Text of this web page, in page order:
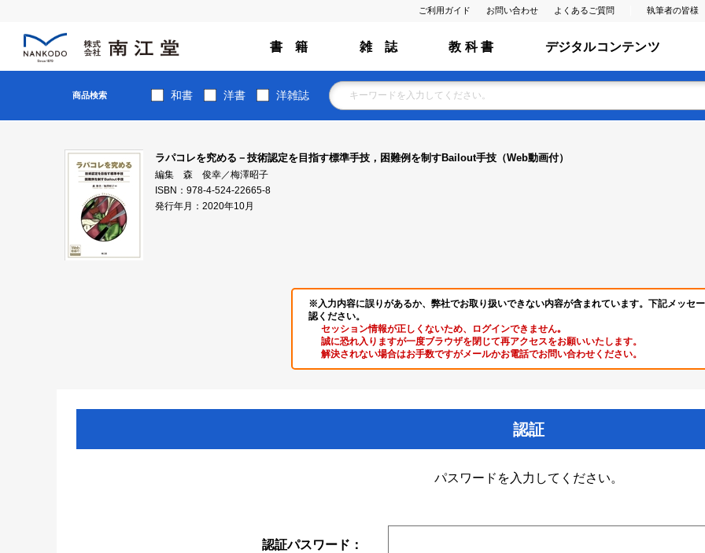
ご利用ガイド お問い合わせ よくあるご質問 執筆者の皆様
書 籍 雑 誌 教 科 書 デジタルコンテンツ
商品検索 和書 洋書 洋雑誌
ラパコレを究める－技術認定を目指す標準手技，困難例を制すBailout手技（Web動画付）
編集 森 俊幸／梅澤昭子
ISBN：978-4-524-22665-8
発行年月：2020年10月
※入力内容に誤りがあるか、弊社でお取り扱いできない内容が含まれています。下記メッセ
認ください。
セッション情報が正しくないため、ログインできません｡
誠に恐れ入りますが一度ブラウザを閉じて再アクセスをお願いいたします。
解決されない場合はお手数ですがメールかお電話でお問い合わせください。
認証
パスワードを入力してください。
認証パスワード：